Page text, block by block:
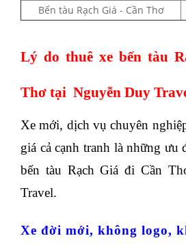
Bến tàu Rạch Giá - Cần Thơ
Lý do thuê xe bến tàu
Thơ tại Nguyễn Duy
Xe mới, dịch vụ chuyên
giá cả cạnh tranh là những ưu
bến tàu Rạch Giá đi Cần
Travel.
Xe đời mới, không logo,